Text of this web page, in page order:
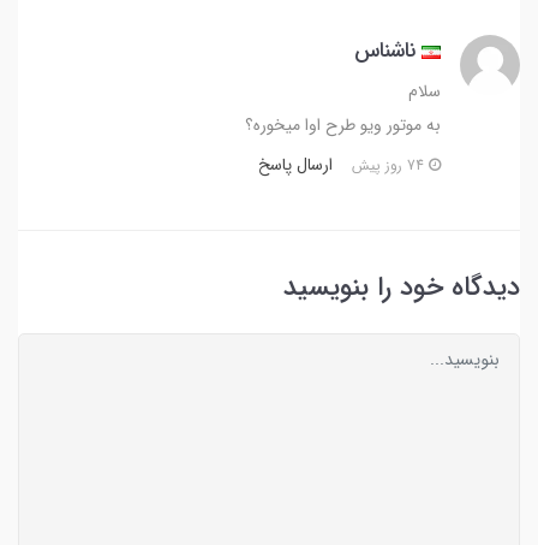
ناشناس
سلام
به موتور ویو طرح اوا میخوره؟
ارسال پاسخ
دیدگاه خود را بنویسید